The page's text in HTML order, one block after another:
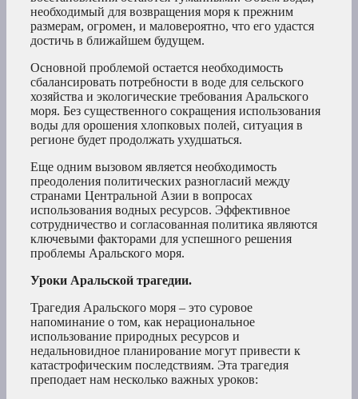
необходимый для возвращения моря к прежним
размерам, огромен, и маловероятно, что его удастся
достичь в ближайшем будущем.
Основной проблемой остается необходимость
сбалансировать потребности в воде для сельского
хозяйства и экологические требования Аральского
моря. Без существенного сокращения использования
воды для орошения хлопковых полей, ситуация в
регионе будет продолжать ухудшаться.
Еще одним вызовом является необходимость
преодоления политических разногласий между
странами Центральной Азии в вопросах
использования водных ресурсов. Эффективное
сотрудничество и согласованная политика являются
ключевыми факторами для успешного решения
проблемы Аральского моря.
Уроки Аральской трагедии.
Трагедия Аральского моря – это суровое
напоминание о том, как нерациональное
использование природных ресурсов и
недальновидное планирование могут привести к
катастрофическим последствиям. Эта трагедия
преподает нам несколько важных уроков: